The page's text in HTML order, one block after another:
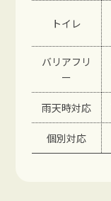
トイレ
バリアフリ
ー
雨天時対応
個別対応